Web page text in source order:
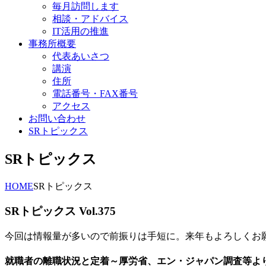
毎月訪問します
相談・アドバイス
IT活用の推進
事務所概要
代表あいさつ
講演
住所
電話番号・FAX番号
アクセス
お問い合わせ
SRトピックス
SRトピックス
HOMESRトピックス
SRトピックス Vol.375
今回は情報量が多いので前振りは手短に。来年もよろしくお
就職者の離職状況と定着～厚労省、エン・ジャパン調査等よ